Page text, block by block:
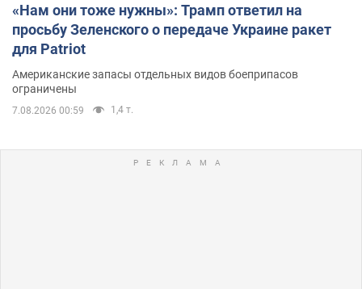
«Нам они тоже нужны»: Трамп ответил на
просьбу Зеленского о передаче Украине ракет
для Patriot
Американские запасы отдельных видов боеприпасов
ограничены
7.08.2026 00:59 1,4 т.